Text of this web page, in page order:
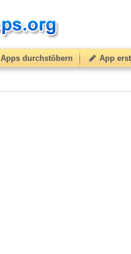
Apps durchstöbern App